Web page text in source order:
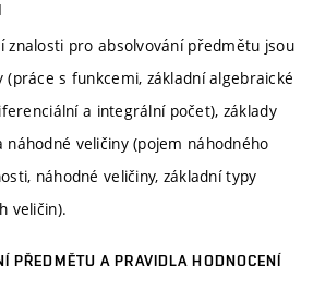
znalosti pro absolvování předmětu jsou
s funkcemi, základní algebraické
a integrální počet), základy
náhodné veličiny (pojem náhodného
náhodné veličiny, základní typy
veličin).
PŘEDMĚTU A PRAVIDLA HODNOCENÍ